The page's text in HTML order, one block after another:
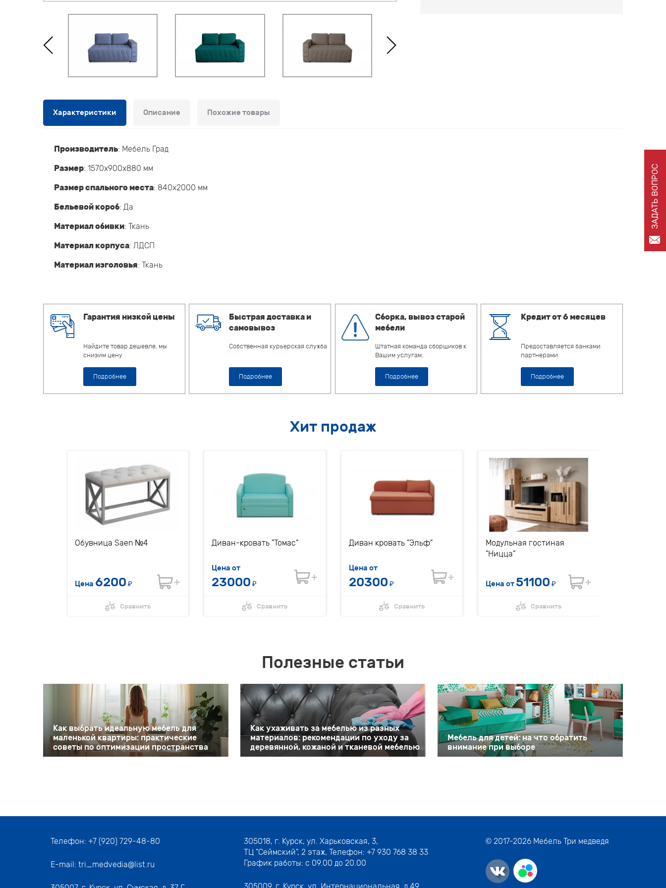
Характеристики Описание Похожие товары
Производитель: Мебель Град
Размер: 1570x900x880 мм
Размер спального места: 840x2000 мм
Бельевой короб: Да
Материал обивки: Ткань
Материал корпуса: ЛДСП
Материал изголовья: Ткань
Гарантия низкой цены
Найдите товар дешевле, мы
снизим цену
Подробнее
Быстрая доставка и
самовывоз
Собственная курьерская служба
Подробнее
Сборка, вывоз старой
мебели
Штатная команда сборщиков к
Вашим услугам.
Подробнее
Кредит от 6 месяцев
Предоставляется банками
партнерами
Подробнее
Хит продаж
Обувница Saen №4
Цена 6200 ₽
Сравнить
Диван-кровать "Томас"
Цена от
23000 ₽
Сравнить
Диван кровать "Эльф"
Цена от
20300 ₽
Сравнить
Модульная гостиная
"Ницца"
Цена от 51100 ₽
Сравнить
Полезные статьи
Как выбрать идеальную мебель для
маленькой квартиры: практические
советы по оптимизации пространства
Как ухаживать за мебелью из разных
материалов: рекомендации по уходу за
деревянной, кожаной и тканевой мебелью
Мебель для детей: на что обратить
внимание при выборе
Телефон: +7 (920) 729-48-80
E-mail: tri_medvedia@list.ru
305018, г. Курск, ул. Харьковская, 3,
ТЦ "Сеймский", 2 этаж, Телефон: +7 930 768 38 33
График работы: с 09.00 до 20.00
© 2017-2026 Мебель Три медведя